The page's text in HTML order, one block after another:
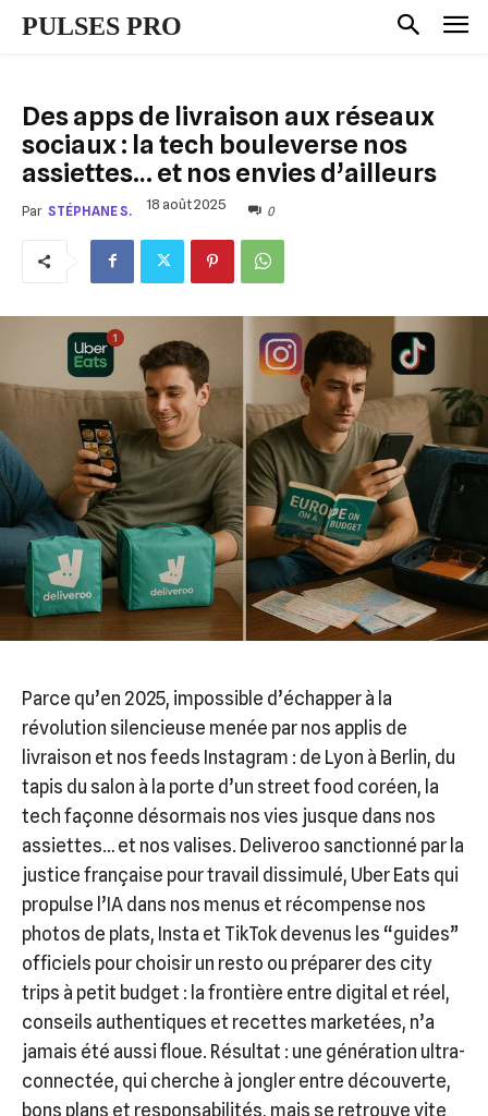
PULSES PRO
Des apps de livraison aux réseaux
sociaux : la tech bouleverse nos
assiettes… et nos envies d’ailleurs
Par STÉPHANE S. 18 août 2025 0
Parce qu’en 2025, impossible d’échapper à la
révolution silencieuse menée par nos applis de
livraison et nos feeds Instagram : de Lyon à Berlin, du
tapis du salon à la porte d’un street food coréen, la
tech façonne désormais nos vies jusque dans nos
assiettes… et nos valises. Deliveroo sanctionné par la
justice française pour travail dissimulé, Uber Eats qui
propulse l’IA dans nos menus et récompense nos
photos de plats, Insta et TikTok devenus les “guides”
officiels pour choisir un resto ou préparer des city
trips à petit budget : la frontière entre digital et réel,
conseils authentiques et recettes marketées, n’a
jamais été aussi floue. Résultat : une génération ultra-
connectée, qui cherche à jongler entre découverte,
bons plans et responsabilités, mais se retrouve vite